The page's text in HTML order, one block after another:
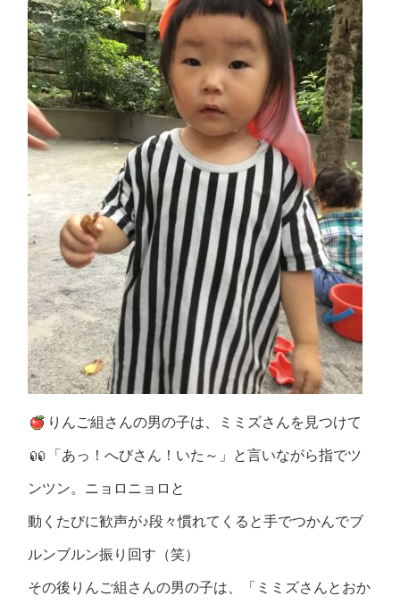
りんご組さんの男の子は、ミミズさんを見つけて
「あっ！へびさん！いた～」と言いながら指でツ
ンツン。ニョロニョロと
動くたびに歓声が♪段々慣れてくると手でつかんでブ
ルンブルン振り回す（笑）
その後りんご組さんの男の子は、「ミミズさんとおか